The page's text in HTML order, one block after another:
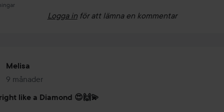
Logga in för att lämna en kommentar
Melisa
9 månader
Inlägget skapades 9 månader
like a Diamond 😍🙌💫